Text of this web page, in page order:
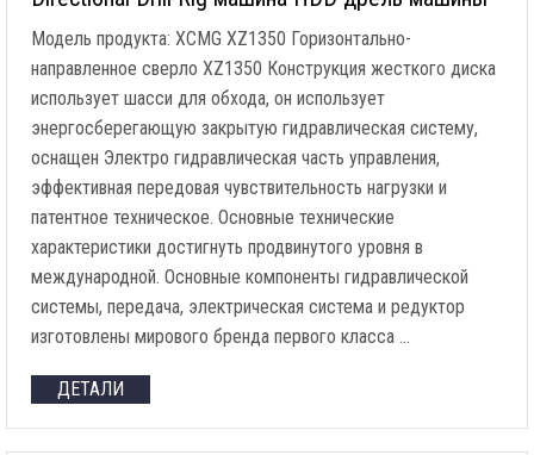
Модель продукта: XCMG XZ1350 Горизонтально-
направленное сверло XZ1350 Конструкция жесткого диска
использует шасси для обхода, он использует
энергосберегающую закрытую гидравлическая систему,
оснащен Электро гидравлическая часть управления,
эффективная передовая чувствительность нагрузки и
патентное техническое. Основные технические
характеристики достигнуть продвинутого уровня в
международной. Основные компоненты гидравлической
системы, передача, электрическая система и редуктор
изготовлены мирового бренда первого класса …
ДЕТАЛИ